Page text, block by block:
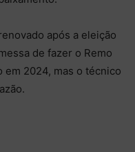
após a eleição
de fazer o Remo
em 2024, mas o técnico